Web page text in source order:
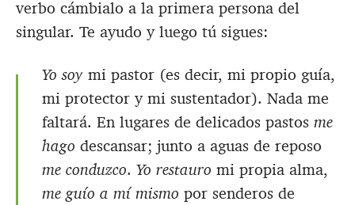
verbo cámbialo a la primera persona del
singular. Te ayudo y luego tú sigues:
Yo soy mi pastor (es decir, mi propio guía,
mi protector y mi sustentador). Nada me
faltará. En lugares de delicados pastos me
hago descansar; junto a aguas de reposo
me conduzco. Yo restauro mi propia alma,
me guío a mí mismo por senderos de